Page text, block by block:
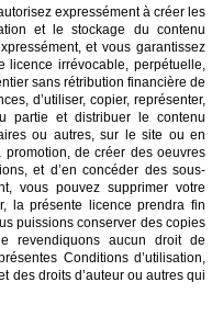
expressément à créer les
et le stockage du contenu
et vous garantissez
irrévocable, perpétuelle,
sans rétribution financière de
d’utiliser, copier, représenter,
partie et distribuer le contenu
ou autres, sur le site ou en
de créer des oeuvres
et d’en concéder des sous-
vous pouvez supprimer votre
la présente licence prendra fin
puissions conserver des copies
revendiquons aucun droit de
Conditions d’utilisation,
des droits d’auteur ou autres qui